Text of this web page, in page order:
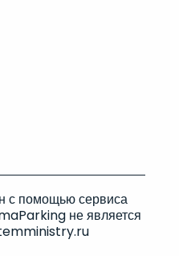
с помощью сервиса
не является